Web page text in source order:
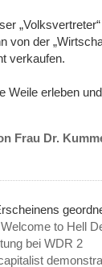
von der
verkaufen.
erleben
Frau Dr.
to Hell
bei WDR 2